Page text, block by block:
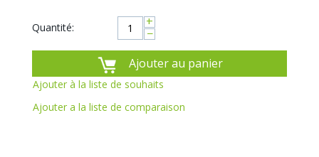
Quantité: +
−
Ajouter au panier
Ajouter à la liste de souhaits
Ajouter a la liste de comparaison